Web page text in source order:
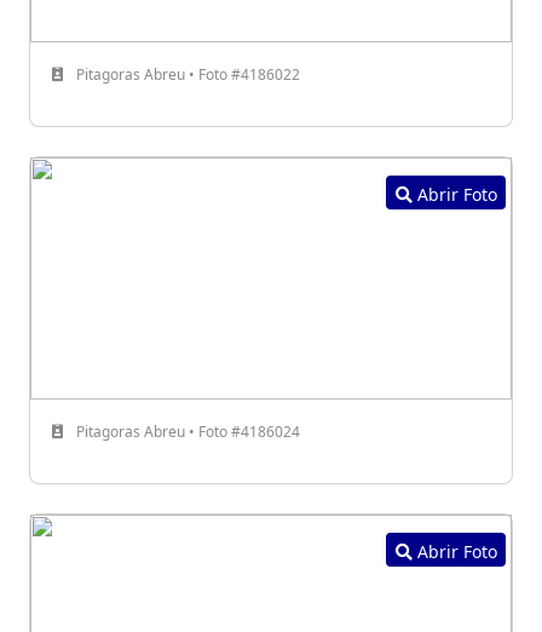
Pitagoras Abreu • Foto #4186022
Abrir Foto
Pitagoras Abreu • Foto #4186024
Abrir Foto